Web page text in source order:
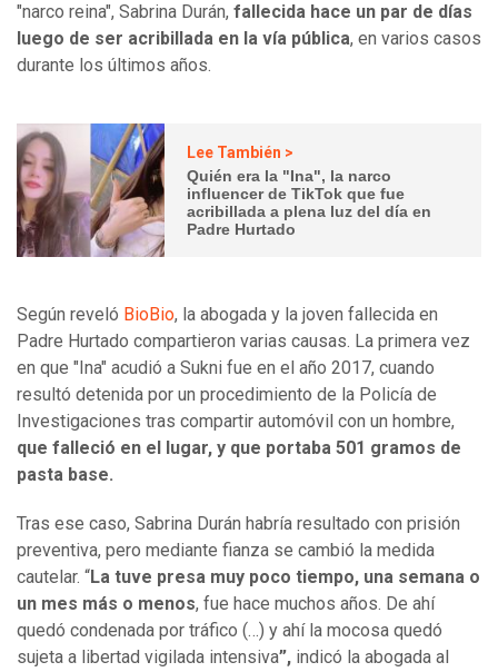
"narco reina", Sabrina Durán, fallecida hace un par de días
luego de ser acribillada en la vía pública, en varios casos
durante los últimos años.
Lee También >
Quién era la "Ina", la narco
influencer de TikTok que fue
acribillada a plena luz del día en
Padre Hurtado
Según reveló BioBio, la abogada y la joven fallecida en
Padre Hurtado compartieron varias causas. La primera vez
en que "Ina" acudió a Sukni fue en el año 2017, cuando
resultó detenida por un procedimiento de la Policía de
Investigaciones tras compartir automóvil con un hombre,
que falleció en el lugar, y que portaba 501 gramos de
pasta base.
Tras ese caso, Sabrina Durán habría resultado con prisión
preventiva, pero mediante fianza se cambió la medida
cautelar. “La tuve presa muy poco tiempo, una semana o
un mes más o menos, fue hace muchos años. De ahí
quedó condenada por tráfico (…) y ahí la mocosa quedó
sujeta a libertad vigilada intensiva”, indicó la abogada al